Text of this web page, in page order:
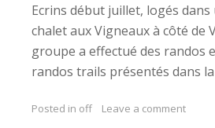
Ecrins début juillet, logés
chalet aux Vigneaux à côté de
groupe a effectué des randos
randos trails présentés dans
Posted in off Leave a comment